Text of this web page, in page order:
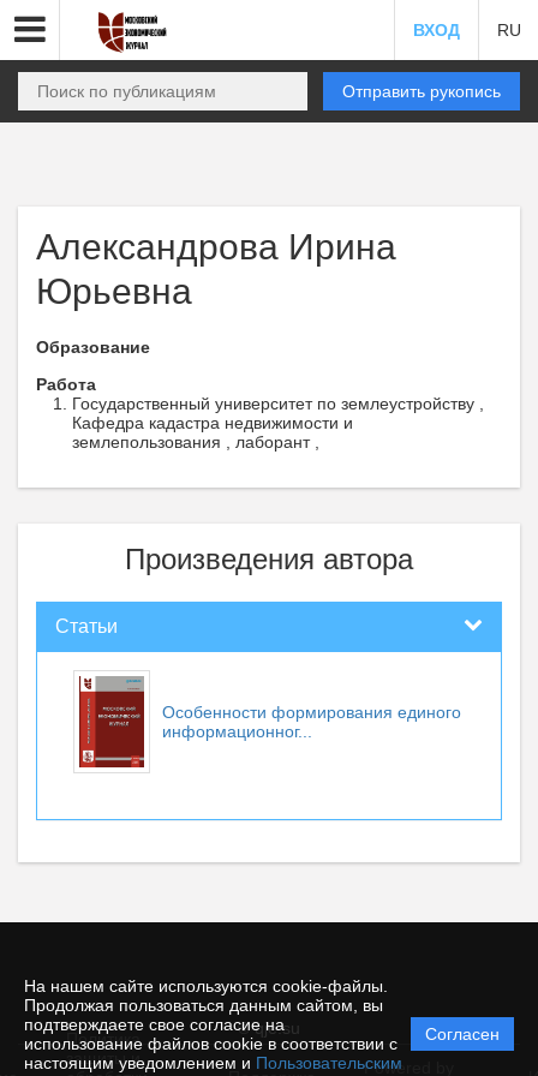
На нашем сайте используются cookie-файлы.
Продолжая пользоваться данным сайтом, вы
подтверждаете свое согласие на
использование файлов cookie в соответствии с
настоящим уведомлением и Пользовательским
Согласен
ВХОД RU
Отправить рукопись
Александрова Ирина
Юрьевна
Образование
Работа
Государственный университет по землеустройству ,
Кафедра кадастра недвижимости и
землепользования , лаборант ,
Произведения автора
Статьи
Особенности формирования единого
информационног...
© qje.su
Политика
защиты и
Powered by